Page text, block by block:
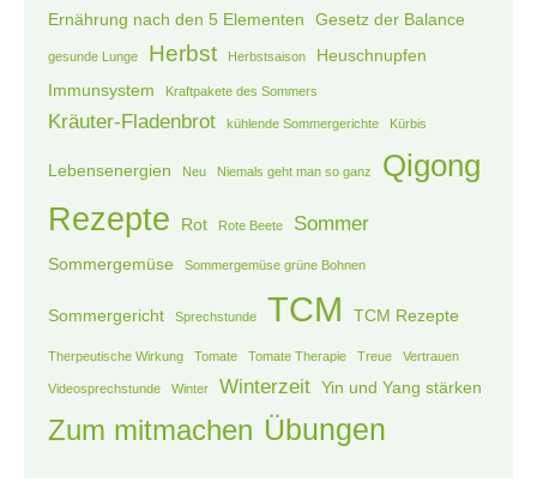
Ernährung nach den 5 Elementen Gesetz der Balance
gesunde Lunge Herbst Herbstsaison
Heuschnupfen
Immunsystem
Kraftpakete des Sommers
Kräuter-Fladenbrot kühlende Sommergerichte Kürbis
Lebensenergien Neu Niemals geht man so ganz Qigong
Rezepte Rot Rote Beete Sommer
Sommergemüse Sommergemüse grüne Bohnen
Sommergericht Sprechstunde TCM TCM Rezepte
Therpeutische Wirkung Tomate Tomate Therapie Treue Vertrauen
Videosprechstunde Winter Winterzeit Yin und Yang stärken
Zum mitmachen Übungen